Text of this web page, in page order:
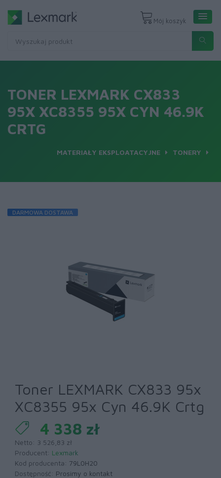
Mój koszyk
TONER LEXMARK CX833
95X XC8355 95X CYN 46.9K
CRTG
MATERIAŁY EKSPLOATACYJNE TONERY
DARMOWA DOSTAWA
Toner LEXMARK CX833 95x
XC8355 95x Cyn 46.9K Crtg
4 338 zł
Netto: 3 526,83 zł
Producent: Lexmark
Kod producenta: 79L0H20
Dostępność: Prosimy o kontakt